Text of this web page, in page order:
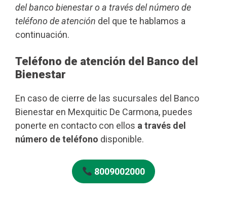
del banco bienestar o a través del número de
teléfono de atención del que te hablamos a
continuación.
Teléfono de atención del Banco del
Bienestar
En caso de cierre de las sucursales del Banco
Bienestar en Mexquitic De Carmona, puedes
ponerte en contacto con ellos a través del
número de teléfono disponible.
8009002000